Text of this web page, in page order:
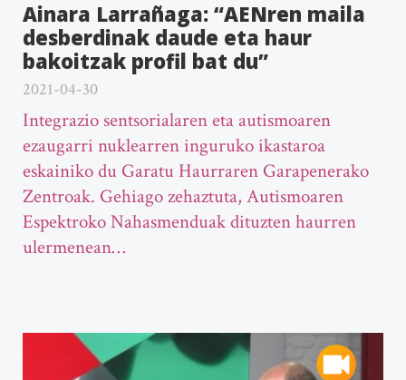
Ainara Larrañaga: “AENren maila
desberdinak daude eta haur
bakoitzak profil bat du”
2021-04-30
Integrazio sentsorialaren eta autismoaren
ezaugarri nuklearren inguruko ikastaroa
eskainiko du Garatu Haurraren Garapenerako
Zentroak. Gehiago zehaztuta, Autismoaren
Espektroko Nahasmenduak dituzten haurren
ulermenean…